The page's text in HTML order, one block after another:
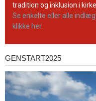
tradition og inklusion i
Se enkelte eller alle
klikke her.
Genstart2025
GENSTART2025